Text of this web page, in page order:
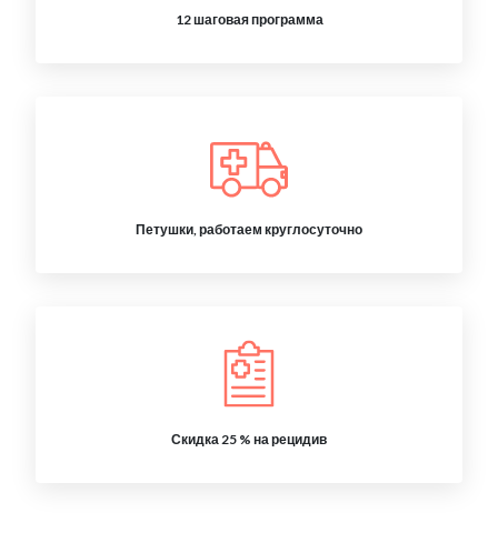
12 шаговая программа
Петушки, работаем круглосуточно
Скидка 25 % на рецидив